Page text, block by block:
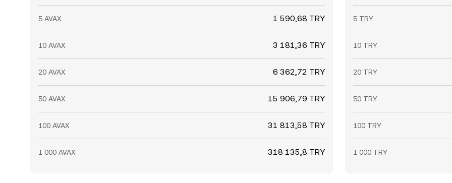
5 AVAX 1 590,68 TRY
10 AVAX 3 181,36 TRY
20 AVAX 6 362,72 TRY
50 AVAX 15 906,79 TRY
100 AVAX 31 813,58 TRY
1 000 AVAX 318 135,8 TRY
5 TRY
10 TRY
20 TRY
50 TRY
100 TRY
1 000 TRY